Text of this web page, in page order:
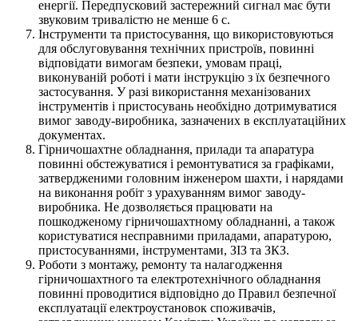
енергії. Передпусковий застережний сигнал має бути
звуковим тривалістю не менше 6 с.
Інструменти та пристосування, що використовуються
для обслуговування технічних пристроїв, повинні
відповідати вимогам безпеки, умовам праці,
виконуваній роботі і мати інструкцію з їх безпечного
застосування. У разі використання механізованих
інструментів і пристосувань необхідно дотримуватися
вимог заводу-виробника, зазначених в експлуатаційних
документах.
Гірничошахтне обладнання, прилади та апаратура
повинні обстежуватися і ремонтуватися за графіками,
затвердженими головним інженером шахти, і нарядами
на виконання робіт з урахуванням вимог заводу-
виробника. Не дозволяється працювати на
пошкодженому гірничошахтному обладнанні, а також
користуватися несправними приладами, апаратурою,
пристосуваннями, інструментами, ЗІЗ та ЗКЗ.
Роботи з монтажу, ремонту та налагодження
гірничошахтного та електротехнічного обладнання
повинні проводитися відповідно до Правил безпечної
експлуатації електроустановок споживачів,